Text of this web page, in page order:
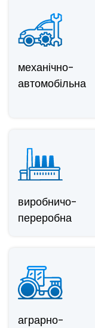
механічно-
автомобільна
виробничо-
переробна
аграрно-